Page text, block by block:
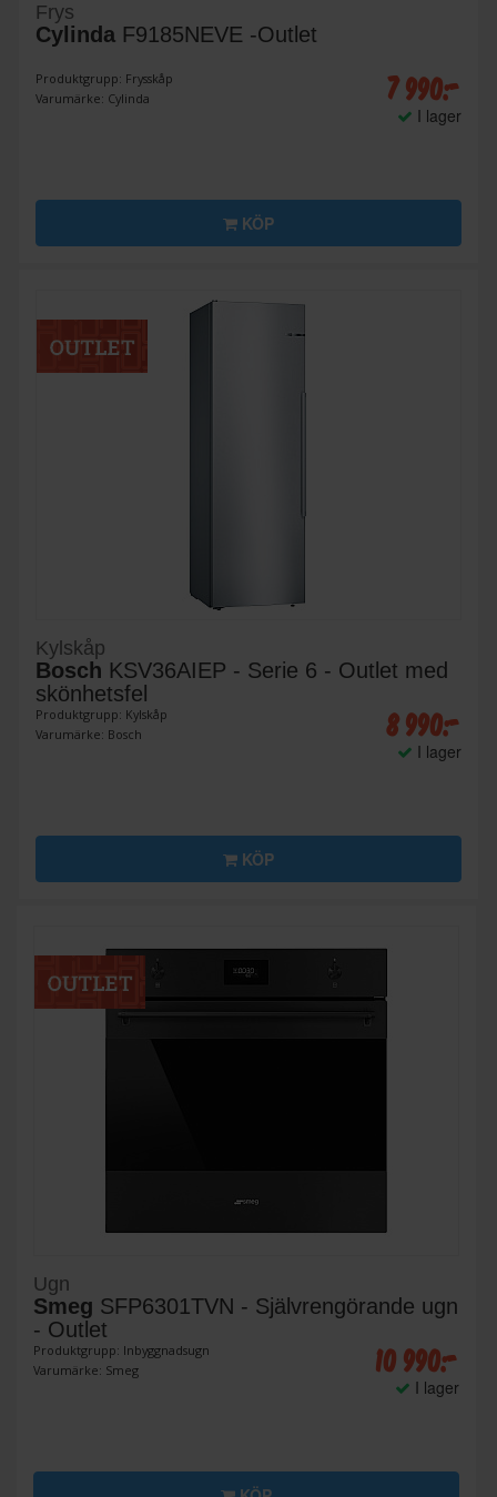
Frys
Cylinda F9185NEVE -Outlet
Produktgrupp: Frysskåp
Varumärke: Cylinda
7 990:-
I lager
KÖP
Kylskåp
Bosch KSV36AIEP - Serie 6 - Outlet med
skönhetsfel
Produktgrupp: Kylskåp
Varumärke: Bosch
8 990:-
I lager
KÖP
Ugn
Smeg SFP6301TVN - Självrengörande ugn
- Outlet
Produktgrupp: Inbyggnadsugn
Varumärke: Smeg
10 990:-
I lager